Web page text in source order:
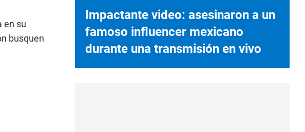
en su
busquen
Impactante video: asesinaron a un
famoso influencer mexicano
durante una transmisión en vivo